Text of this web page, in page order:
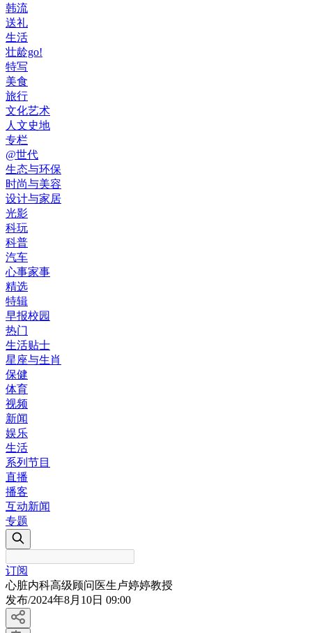
韩流
送礼
生活
壮龄go!
特写
美食
旅行
文化艺术
人文史地
专栏
@世代
生态与环保
时尚与美容
设计与家居
光影
科玩
科普
汽车
心事家事
精选
特辑
早报校园
热门
生活贴士
星座与生肖
保健
体育
视频
新闻
娱乐
生活
系列节目
直播
播客
互动新闻
专题
订阅
心脏内科高级顾问医生卢婷婷教授
发布/2024年8月10日 09:00